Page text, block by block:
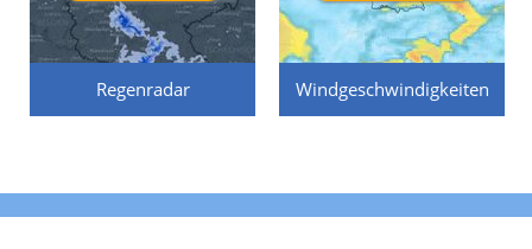
Regenradar Windgeschwindigkeiten